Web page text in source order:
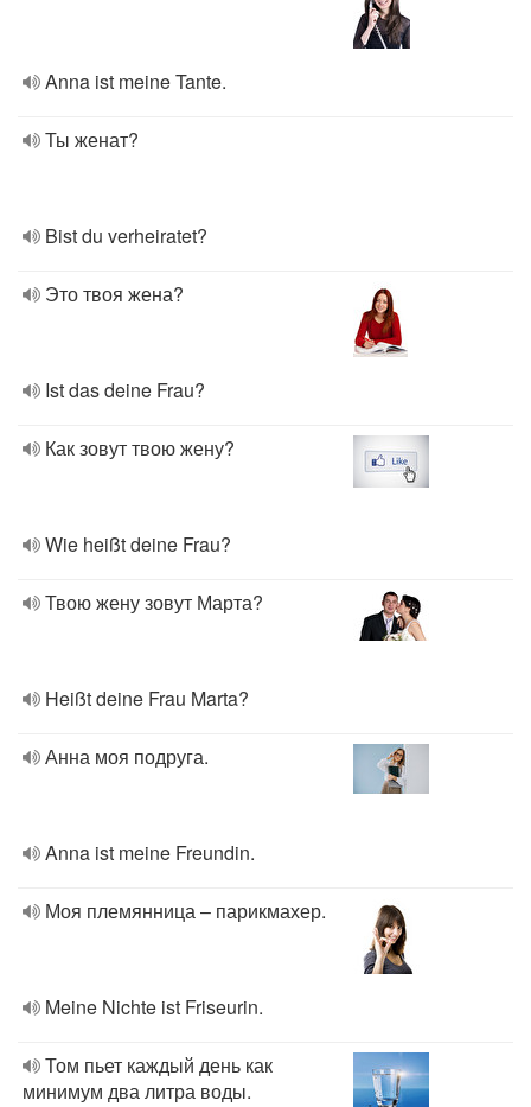
Anna ist meine Tante.
Ты женат?
Bist du verheiratet?
Это твоя жена?
Ist das deine Frau?
Как зовут твою жену?
Wie heißt deine Frau?
Твою жену зовут Марта?
Heißt deine Frau Marta?
Анна моя подруга.
Anna ist meine Freundin.
Моя племянница – парикмахер.
Meine Nichte ist Friseurin.
Том пьет каждый день как
минимум два литра воды.